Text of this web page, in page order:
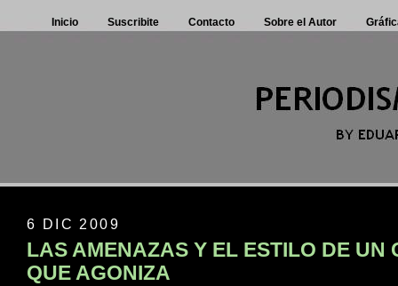
Inicio Suscribite Contacto Sobre el Autor
6 DIC 2009
LAS AMENAZAS Y EL ESTILO DE UN
QUE AGONIZA